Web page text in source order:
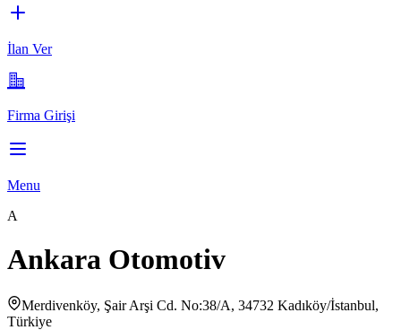
İlan Ver
Firma Girişi
Menu
A
Ankara Otomotiv
Merdivenköy, Şair Arşi Cd. No:38/A, 34732 Kadıköy/İstanbul,
Türkiye